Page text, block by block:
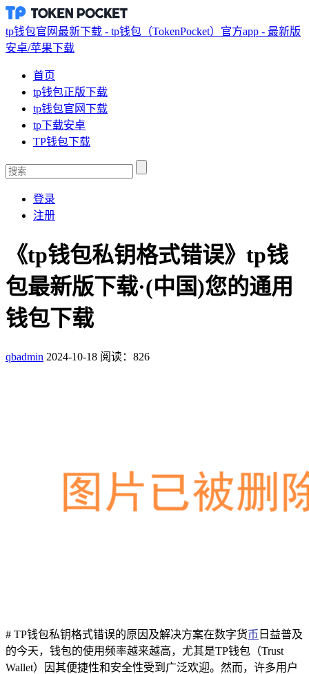
tp钱包官网最新下载 - tp钱包（TokenPocket）官方app - 最新版
安卓/苹果下载
首页
tp钱包正版下载
tp钱包官网下载
tp下载安卓
TP钱包下载
登录
注册
《tp钱包私钥格式错误》tp钱
包最新版下载·(中国)您的通用
钱包下载
qbadmin 2024-10-18 阅读：826
# TP钱包私钥格式错误的原因及解决方案在数字货币 日益普及
的今天，钱包的使用频率越来越高，尤其是TP钱包（Trust
Wallet）因其便捷性和安全性受到广泛欢迎。然而，许多用户